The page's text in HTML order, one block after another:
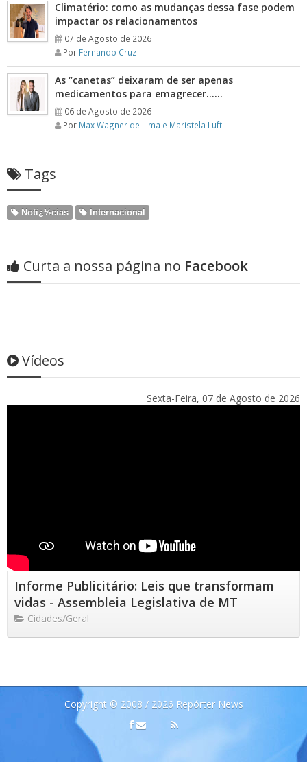
Climatério: como as mudanças dessa fase podem
impactar os relacionamentos
07 de Agosto de 2026
Por Fernando Cruz
As “canetas” deixaram de ser apenas
medicamentos para emagrecer……
06 de Agosto de 2026
Por Max Wagner de Lima e Maristela Luft
Tags
Notï¿½cias Internacional
Curta a nossa página no Facebook
Vídeos
Sexta-Feira, 07 de Agosto de 2026
Informe Publicitário: Leis que transformam
vidas - Assembleia Legislativa de MT
Cidades/Geral
Copyright © 2008 / 2026 Repórter News